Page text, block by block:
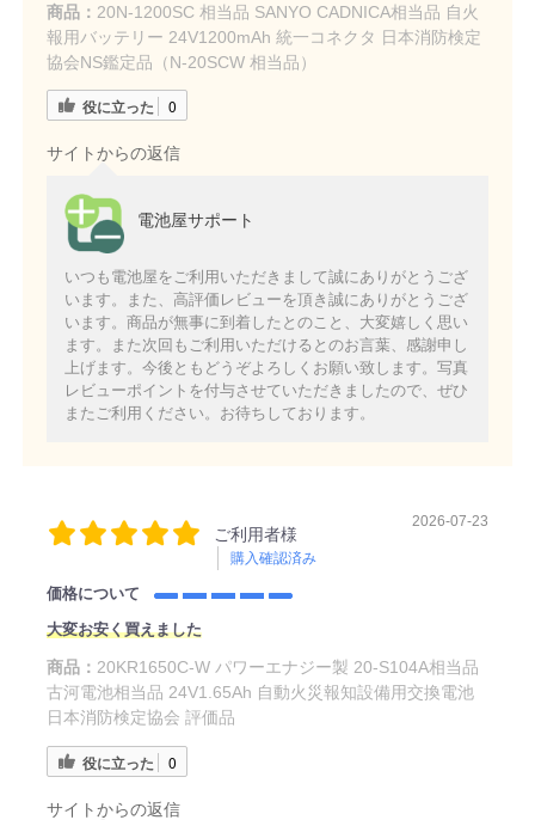
商品： 20N-1200SC 相当品 SANYO CADNICA相当品 自火
報用バッテリー 24V1200mAh 統一コネクタ 日本消防検定
協会NS鑑定品（N-20SCW 相当品）
役に立った 0
サイトからの返信
電池屋サポート
いつも電池屋をご利用いただきまして誠にありがとうござ
います。また、高評価レビューを頂き誠にありがとうござ
います。商品が無事に到着したとのこと、大変嬉しく思い
ます。また次回もご利用いただけるとのお言葉、感謝申し
上げます。今後ともどうぞよろしくお願い致します。写真
レビューポイントを付与させていただきましたので、ぜひ
またご利用ください。お待ちしております。
ご利用者様
購入確認済み
2026-07-23
価格について
大変お安く買えました
商品： 20KR1650C-W パワーエナジー製 20-S104A相当品
古河電池相当品 24V1.65Ah 自動火災報知設備用交換電池
日本消防検定協会 評価品
役に立った 0
サイトからの返信